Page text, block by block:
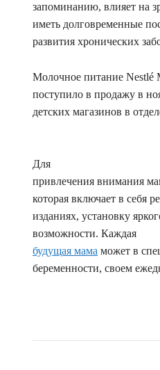
запоминанию, влияет на
иметь долговременные
развития хронических
Молочное питание
поступило в продажу в
детских магазинов в
Для
привлечения внимания
которая включает в себя
изданиях, установку
возможности. Каждая
будущая мама может в
беременности, своем